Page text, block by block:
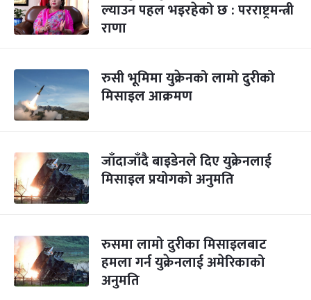
ल्याउन पहल भइरहेको छ : परराष्ट्रमन्त्री
राणा
रुसी भूमिमा युक्रेनको लामो दुरीको
मिसाइल आक्रमण
जाँदाजाँदै बाइडेनले दिए युक्रेनलाई
मिसाइल प्रयोगको अनुमति
रुसमा लामो दुरीका मिसाइलबाट
हमला गर्न युक्रेनलाई अमेरिकाको
अनुमति